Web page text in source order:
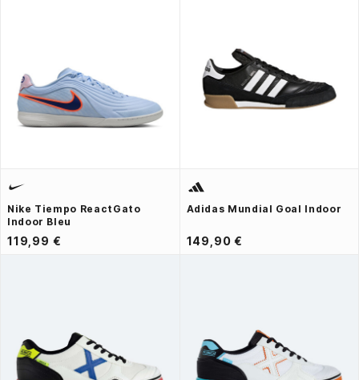
Nike Tiempo ReactGato
Indoor Bleu
119,99 €
Adidas Mundial Goal Indoor
149,90 €